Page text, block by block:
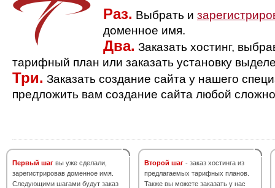
Раз. Выбрать и
доменное имя.
Два. Заказать хостинг,
тарифный план или заказать установку
Три. Заказать создание сайта у нашего
предложить вам создание сайта любой
Первый шаг вы уже сделали,
зарегистрировав доменное имя.
Следующими шагами будут заказ
Второй шаг - заказ хостинга из
предлагаемых тарифных планов.
Также вы можете заказать у нас